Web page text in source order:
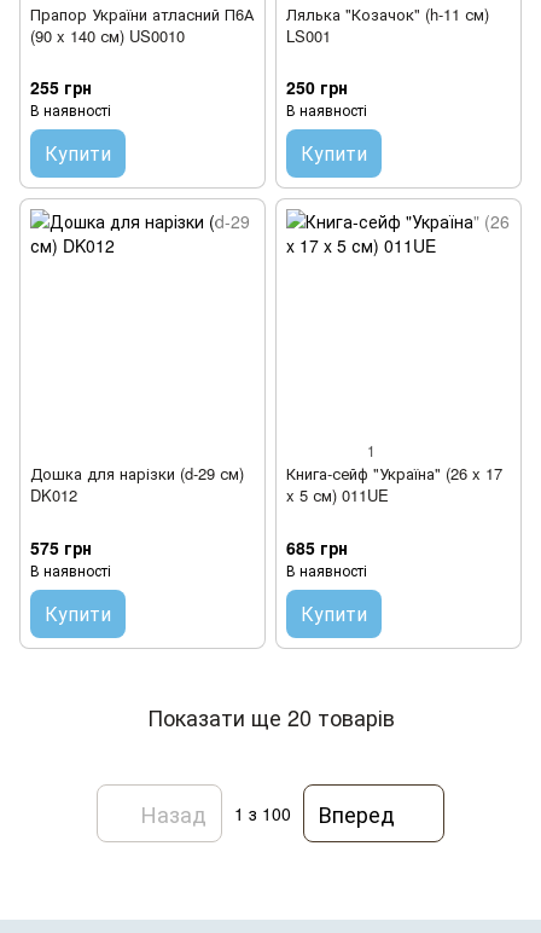
Прапор України атласний П6А
(90 x 140 см) US0010
255 грн
В наявності
Купити
Лялька "Козачок" (h-11 см)
LS001
250 грн
В наявності
Купити
Дошка для нарізки (d-29 см)
DK012
575 грн
В наявності
Купити
1
Книга-сейф "Україна" (26 x 17
x 5 см) 011UE
685 грн
В наявності
Купити
Показати ще 20 товарів
Назад 1 з 100 Вперед